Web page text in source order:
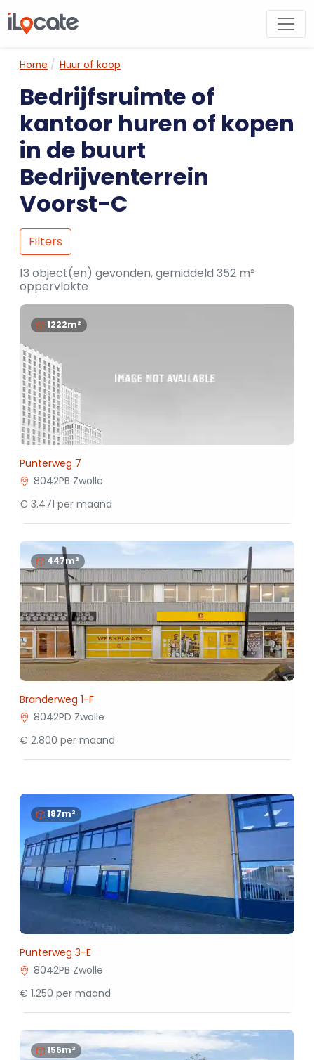
Home Huur of koop
Bedrijfsruimte of
kantoor huren of kopen
in de buurt
Bedrijventerrein
Voorst-C
Filters
13 object(en) gevonden, gemiddeld 352 m²
oppervlakte
1222m²
Punterweg 7
8042PB Zwolle
€ 3.471 per maand
447m²
Branderweg 1-F
8042PD Zwolle
€ 2.800 per maand
187m²
Punterweg 3-E
8042PB Zwolle
€ 1.250 per maand
156m²